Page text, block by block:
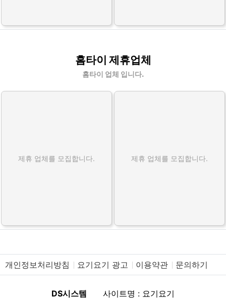
홈타이 제휴업체
홈타이 업체 입니다.
제휴 업체를 모집합니다. 제휴 업체를 모집합니다.
개인정보처리방침 요기요기 광고 이용약관 문의하기
DS시스템
사이트명 : 요기요기